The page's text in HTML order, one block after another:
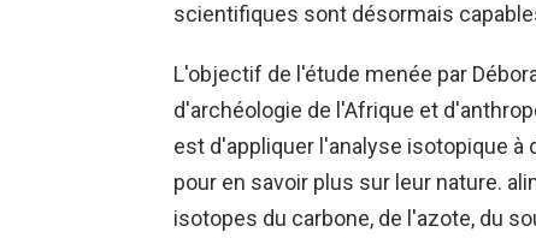
scientifiques sont désormais
L'objectif de l'étude menée par
d'archéologie de l'Afrique et
est d'appliquer l'analyse isotopique
pour en savoir plus sur leur nature.
isotopes du carbone, de l'azote, du